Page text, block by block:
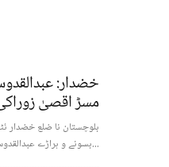
خضدار:
مسڑ اقصیٰ
بلوچستان نا ضلع خضدار
بسونے و ہراڑے عبدالقدوس زرکزئی و...